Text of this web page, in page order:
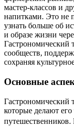
мастер-классов и
напитками. Это не
узнать больше об
и образе жизни
Гастрономический
сообществ,
сохраняя
Основные
Гастрономический
которые делают
путешественников.